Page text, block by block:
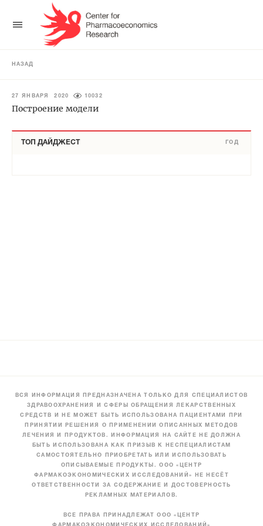
НАЗАД
27 ЯНВАРЯ 2020 10032
Построение модели
ТОП ДАЙДЖЕСТ ГОД
ВСЯ ИНФОРМАЦИЯ ПРЕДНАЗНАЧЕНА ТОЛЬКО ДЛЯ СПЕЦИАЛИСТОВ
ЗДРАВООХРАНЕНИЯ И СФЕРЫ ОБРАЩЕНИЯ ЛЕКАРСТВЕННЫХ
СРЕДСТВ И НЕ МОЖЕТ БЫТЬ ИСПОЛЬЗОВАНА ПАЦИЕНТАМИ ПРИ
ПРИНЯТИИ РЕШЕНИЯ О ПРИМЕНЕНИИ ОПИСАННЫХ МЕТОДОВ
ЛЕЧЕНИЯ И ПРОДУКТОВ. ИНФОРМАЦИЯ НА САЙТЕ НЕ ДОЛЖНА
БЫТЬ ИСПОЛЬЗОВАНА КАК ПРИЗЫВ К НЕСПЕЦИАЛИСТАМ
САМОСТОЯТЕЛЬНО ПРИОБРЕТАТЬ ИЛИ ИСПОЛЬЗОВАТЬ
ОПИСЫВАЕМЫЕ ПРОДУКТЫ. ООО «ЦЕНТР
ФАРМАКОЭКОНОМИЧЕСКИХ ИССЛЕДОВАНИЙ» НЕ НЕСЁТ
ОТВЕТСТВЕННОСТИ ЗА СОДЕРЖАНИЕ И ДОСТОВЕРНОСТЬ
РЕКЛАМНЫХ МАТЕРИАЛОВ.
ВСЕ ПРАВА ПРИНАДЛЕЖАТ ООО «ЦЕНТР